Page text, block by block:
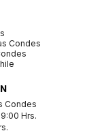
Condes
Condes
Hrs.